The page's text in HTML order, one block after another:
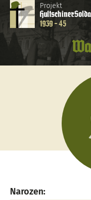
Projekt
Hultschiner
1939 - 45
Narozen: